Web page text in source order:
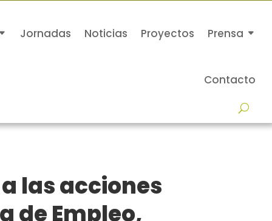
Jornadas Noticias Proyectos Prensa
Contacto
las acciones
de Empleo,